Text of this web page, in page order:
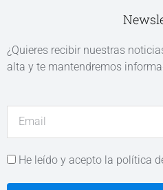
¿Quieres recibir nuestras
alta y te mantendremos
He leído y acepto la política